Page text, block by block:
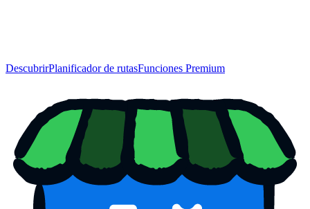
DescubrirPlanificador de rutasFunciones Premium